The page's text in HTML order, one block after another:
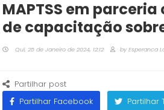
MAPTSS em
de capacitação
Qui, 25 de Janeiro de 2024, 12:12 byEsperanca
Partilhar post
Partilhar Facebook
Partilhar